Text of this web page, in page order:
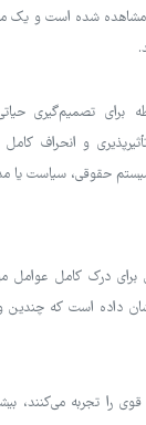
شده است و یک
برای تصمیم‌گیری
و انحراف
حقوقی، سیاست یا
درک کامل عوامل
داده است که چندین
را تجربه می‌کنند،